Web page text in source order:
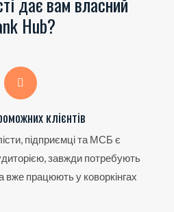
Hub?
клієнтів
підприємці та МСБ є
завжди потребують
вже працюють у коворкінгах